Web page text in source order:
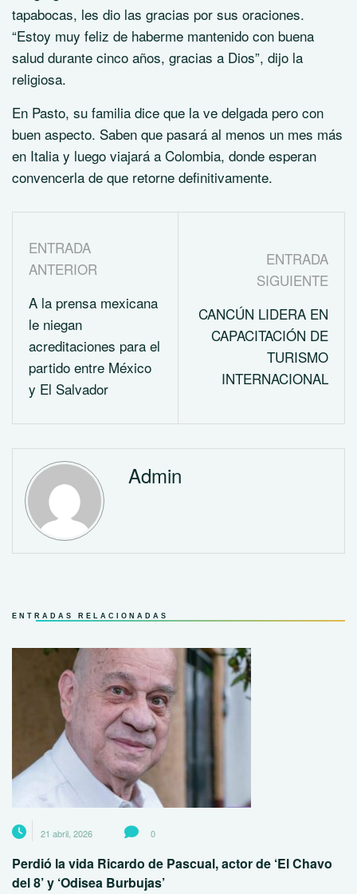
tapabocas, les dio las gracias por sus oraciones.
“Estoy muy feliz de haberme mantenido con buena
salud durante cinco años, gracias a Dios”, dijo la
religiosa.
En Pasto, su familia dice que la ve delgada pero con
buen aspecto. Saben que pasará al menos un mes más
en Italia y luego viajará a Colombia, donde esperan
convencerla de que retorne definitivamente.
ENTRADA
ANTERIOR
A la prensa mexicana
le niegan
acreditaciones para el
partido entre México
y El Salvador
ENTRADA
SIGUIENTE
CANCÚN LIDERA EN
CAPACITACIÓN DE
TURISMO
INTERNACIONAL
Admin
ENTRADAS RELACIONADAS
21 abril, 2026 0
Perdió la vida Ricardo de Pascual, actor de ‘El Chavo
del 8’ y ‘Odisea Burbujas’